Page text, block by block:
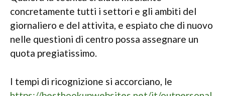
concretamente tutti i settori e gli ambiti del
giornaliero e del attivita, e espiato che di nuovo
nelle questioni di centro possa assegnare un
quota pregiatissimo.
I tempi di ricognizione si accorciano, le